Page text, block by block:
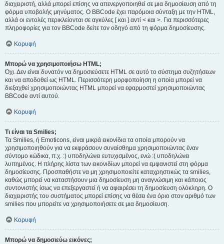
διαχειριστή, αλλά μπορεί επίσης να απενεργοποιηθεί σε μια δημοσίευση από τη
φόρμα υποβολής μηνύματος. Ο BBCode έχει παρόμοια σύνταξη με την HTML,
αλλά οι εντολές περικλείονται σε αγκύλες [ και ] αντί < και >. Για περισσότερες
πληροφορίες για τον BBCode δείτε τον οδηγό από τη φόρμα δημοσίευσης.
Κορυφή
Μπορώ να χρησιμοποιήσω HTML;
Όχι. Δεν είναι δυνατόν να δημοσιεύσετε HTML σε αυτό το σύστημα συζητήσεων
και να αποδοθεί ως HTML. Περισσότερη μορφοποίηση η οποία μπορεί να
διεξαχθεί χρησιμοποιώντας HTML μπορεί να εφαρμοστεί χρησιμοποιώντας
BBCode αντί αυτού.
Κορυφή
Τι είναι τα Smilies;
Τα Smilies, ή Emoticons, είναι μικρά εικονίδια τα οποία μπορούν να
χρησιμοποιηθούν για να εκφράσουν συναίσθημα χρησιμοποιώντας έναν
σύντομο κώδικα, π.χ. :) υποδηλώνει ευτυχισμένος, ενώ :( υποδηλώνει
λυπημένος. Η πλήρης λίστα των εικονιδίων μπορεί να εμφανιστεί στη φόρμα
δημοσίευσης. Προσπαθήστε να μη χρησιμοποιείτε καταχρηστικώς τα smilies,
καθώς μπορεί να καταστήσουν μια δημοσίευση μη αναγνώσιμη και κάποιος
συντονιστής ίσως να επεξεργαστεί ή να αφαιρέσει τη δημοσίευση ολόκληρη. Ο
διαχειριστής του συστήματος μπορεί επίσης να θέσει ένα όριο στον αριθμό των
smilies που μπορείτε να χρησιμοποιήσετε σε μια δημοσίευση.
Κορυφή
Μπορώ να δημοσιεύω εικόνες;